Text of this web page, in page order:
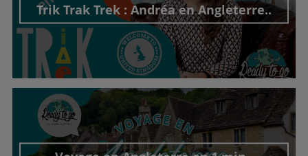
Trik Trak Trek : Andréa en Angleterre..
Découvrir cet interview